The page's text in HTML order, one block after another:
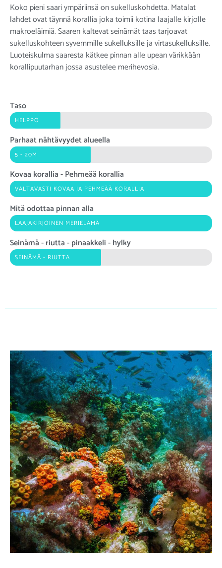
Koko pieni saari ympäriinsä on sukelluskohdetta. Matalat
lahdet ovat täynnä korallia joka toimii kotina laajalle kirjolle
makroeläimiä. Saaren kaltevat seinämät taas tarjoavat
sukelluskohteen syvemmille sukelluksille ja virtasukelluksille.
Luoteiskulma saaresta kätkee pinnan alle upean värikkään
korallipuutarhan jossa asustelee merihevosia.
Taso
HELPPO
Parhaat nähtävyydet alueella
5 - 20M
Kovaa korallia - Pehmeää korallia
VALTAVASTI KOVAA JA PEHMEÄÄ KORALLIA
Mitä odottaa pinnan alla
LAAJAKIRJOINEN MERIELÄMÄ
Seinämä - riutta - pinaakkeli - hylky
SEINÄMÄ - RIUTTA